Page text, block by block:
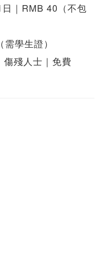
｜RMB 40（不包
學生證）
殘人士｜免費